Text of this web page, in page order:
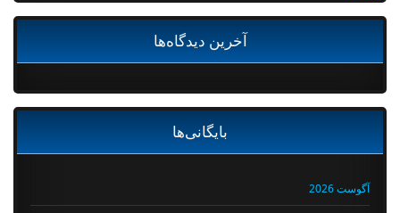
آخرین دیدگاه‌ها
بایگانی‌ها
آگوست 2026